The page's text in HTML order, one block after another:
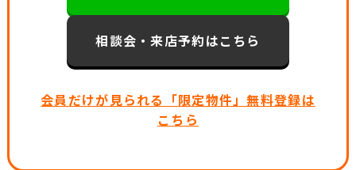
相談会・来店予約はこちら
会員だけが見られる「限定物件」無料登録は
こちら